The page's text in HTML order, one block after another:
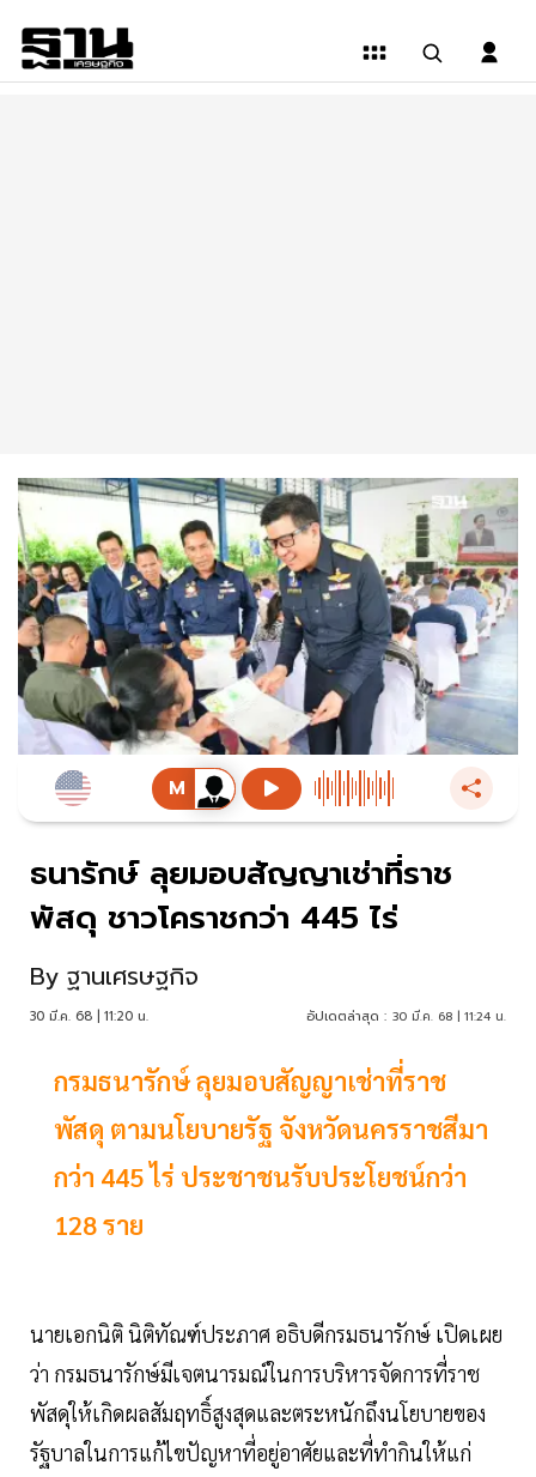
ธนารักษ์ ลุยมอบสัญญาเช่าที่ราช
พัสดุ ชาวโคราชกว่า 445 ไร่
By ฐานเศรษฐกิจ
30 มี.ค. 68 | 11:20 น. อัปเดตล่าสุด : 30 มี.ค. 68 | 11:24 น.
กรมธนารักษ์ ลุยมอบสัญญาเช่าที่ราช
พัสดุ ตามนโยบายรัฐ จังหวัดนครราชสีมา
กว่า 445 ไร่ ประชาชนรับประโยชน์กว่า
128 ราย
นายเอกนิติ นิติทัณฑ์ประภาศ อธิบดีกรมธนารักษ์ เปิดเผย
ว่า กรมธนารักษ์มีเจตนารมณ์ในการบริหารจัดการที่ราช
พัสดุให้เกิดผลสัมฤทธิ์สูงสุดและตระหนักถึงนโยบายของ
รัฐบาลในการแก้ไขปัญหาที่อยู่อาศัยและที่ทำกินให้แก่